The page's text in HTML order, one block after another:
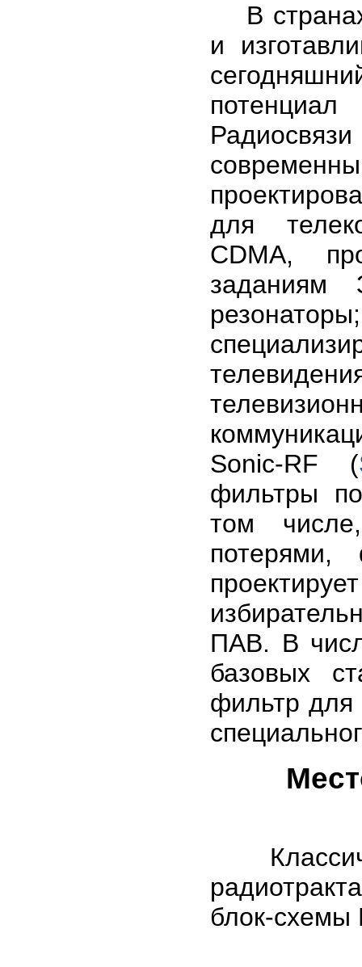
В
и
для
CDMA,
заданиям
Sonic-RF (
фильтры
том
потерями,
ПАВ. В
базовых
фильтр для
блок-схемы